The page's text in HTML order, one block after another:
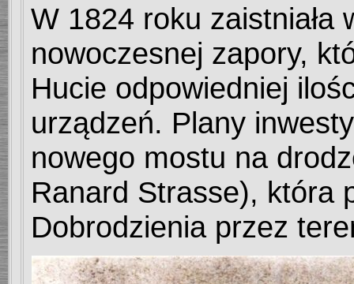
W 1824 roku zaistniała
nowoczesnej zapory,
Hucie odpowiedniej
urządzeń. Plany
nowego mostu na
Ranard Strasse), która
Dobrodzienia przez